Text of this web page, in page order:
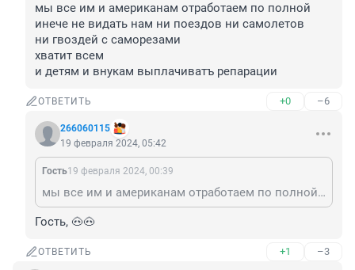
мы все им и американам отработаем по полной
инече не видать нам ни поездов ни самолетов
ни гвоздей с саморезами
хватит всем
и детям и внукам выплачиватъ репарации
ОТВЕТИТЬ +0 –6
266060115
19 февраля 2024, 05:42
Гость19 февраля 2024, 00:39
мы все им и американам отработаем по полной инече не видать нам ни поездов ни самолетов ни гвоздей с саморезами хватит всем и детям и внукам выплачиватъ репарации
Гость, 🐽🐽
ОТВЕТИТЬ +1 –3